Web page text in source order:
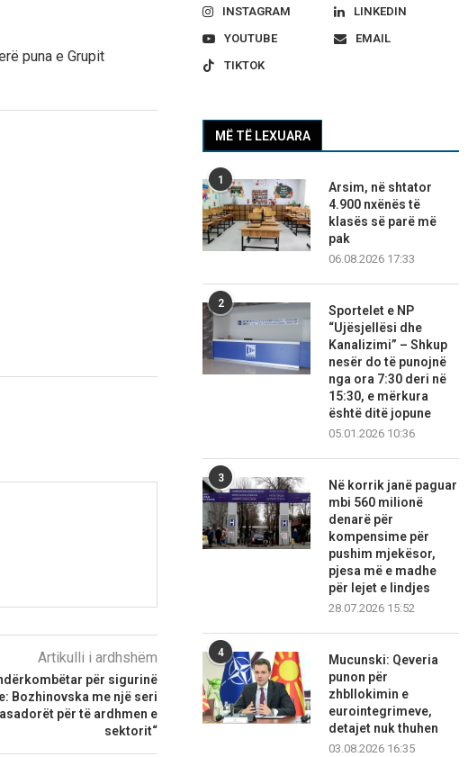
puna e Grupit
Artikulli i ardhshëm
për sigurinë
Bozhinovska me një seri
për të ardhmen e
sektorit“
INSTAGRAM
LINKEDIN
YOUTUBE
EMAIL
TIKTOK
MË TË LEXUARA
1
Arsim, në shtator
4.900 nxënës të
klasës së parë më
pak
06.08.2026 17:33
2
Sportelet e NP
“Ujësjellësi dhe
Kanalizimi” – Shkup
nesër do të punojnë
nga ora 7:30 deri në
15:30, e mërkura
është ditë jopune
05.01.2026 10:36
3
Në korrik janë paguar
mbi 560 milionë
denarë për
kompensime për
pushim mjekësor,
pjesa më e madhe
për lejet e lindjes
28.07.2026 15:52
4
Mucunski: Qeveria
punon për
zhbllokimin e
eurointegrimeve,
detajet nuk thuhen
03.08.2026 16:35